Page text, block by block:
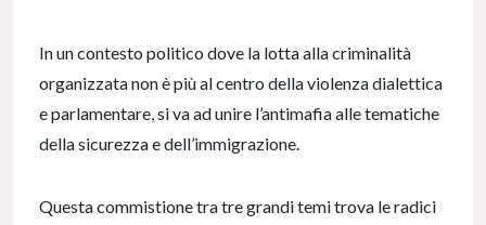
In un contesto politico dove la lotta alla criminalità
organizzata non è più al centro della violenza dialettica
e parlamentare, si va ad unire l’antimafia alle tematiche
della sicurezza e dell’immigrazione.
Questa commistione tra tre grandi temi trova le radici